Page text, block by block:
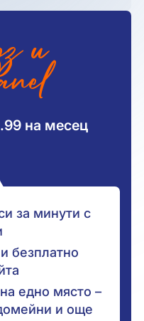
и
на месец
за минути с
безплатно
едно място –
и още